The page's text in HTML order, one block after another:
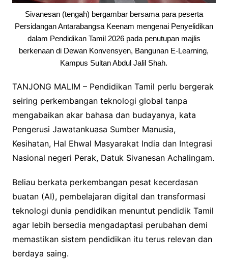
Sivanesan (tengah) bergambar bersama para peserta
Persidangan Antarabangsa Keenam mengenai Penyelidikan
dalam Pendidikan Tamil 2026 pada penutupan majlis
berkenaan di Dewan Konvensyen, Bangunan E-Learning,
Kampus Sultan Abdul Jalil Shah.
TANJONG MALIM – Pendidikan Tamil perlu bergerak
seiring perkembangan teknologi global tanpa
mengabaikan akar bahasa dan budayanya, kata
Pengerusi Jawatankuasa Sumber Manusia,
Kesihatan, Hal Ehwal Masyarakat India dan Integrasi
Nasional negeri Perak, Datuk Sivanesan Achalingam.
Beliau berkata perkembangan pesat kecerdasan
buatan (AI), pembelajaran digital dan transformasi
teknologi dunia pendidikan menuntut pendidik Tamil
agar lebih bersedia mengadaptasi perubahan demi
memastikan sistem pendidikan itu terus relevan dan
berdaya saing.